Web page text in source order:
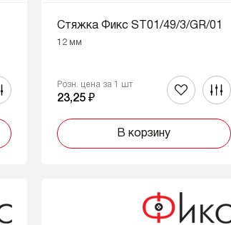
Стяжка Фикс ST01/49/3/GR/01
12 мм
Розн. цена за 1 шт
23,25 ₽
В корзину